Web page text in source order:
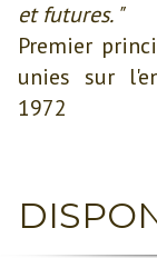
et futures. "
Premier
unies sur
1972